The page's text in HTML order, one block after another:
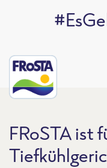
FRoSTA ist